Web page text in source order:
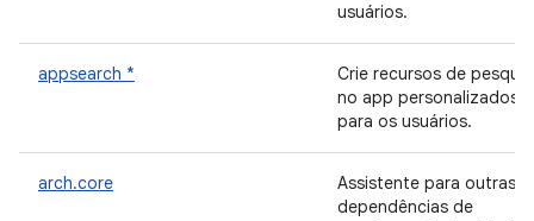
usuários.
appsearch *
Crie recursos de
no app personalizados
para os usuários.
arch.core
Assistente para outras
dependências de